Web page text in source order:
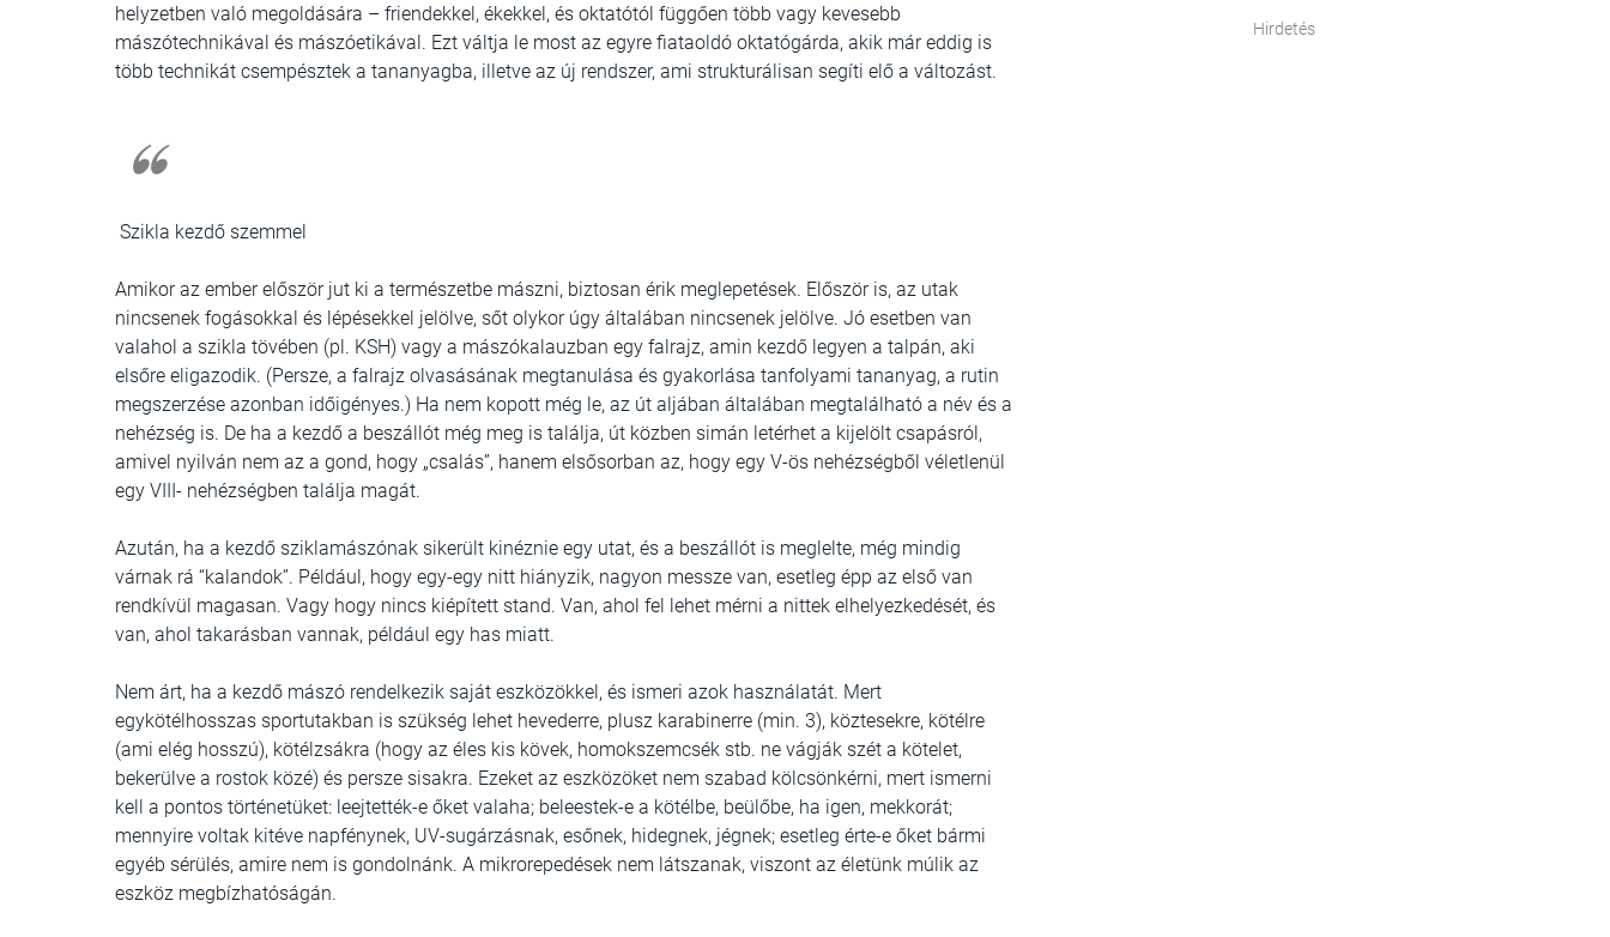
helyzetben való megoldására – friendekkel, ékekkel, és oktatótól függően több vagy kevesebb
mászótechnikával és mászóetikával. Ezt váltja le most az egyre fiataoldó oktatógárda, akik már eddig is
több technikát csempésztek a tananyagba, illetve az új rendszer, ami strukturálisan segíti elő a változást.
Szikla kezdő szemmel
Amikor az ember először jut ki a természetbe mászni, biztosan érik meglepetések. Először is, az utak
nincsenek fogásokkal és lépésekkel jelölve, sőt olykor úgy általában nincsenek jelölve. Jó esetben van
valahol a szikla tövében (pl. KSH) vagy a mászókalauzban egy falrajz, amin kezdő legyen a talpán, aki
elsőre eligazodik. (Persze, a falrajz olvasásának megtanulása és gyakorlása tanfolyami tananyag, a rutin
megszerzése azonban időigényes.) Ha nem kopott még le, az út aljában általában megtalálható a név és a
nehézség is. De ha a kezdő a beszállót még meg is találja, út közben simán letérhet a kijelölt csapásról,
amivel nyilván nem az a gond, hogy „csalás”, hanem elsősorban az, hogy egy V-ös nehézségből véletlenül
egy VIII- nehézségben találja magát.
Azután, ha a kezdő sziklamászónak sikerült kinéznie egy utat, és a beszállót is meglelte, még mindig
várnak rá “kalandok”. Például, hogy egy-egy nitt hiányzik, nagyon messze van, esetleg épp az első van
rendkívül magasan. Vagy hogy nincs kiépített stand. Van, ahol fel lehet mérni a nittek elhelyezkedését, és
van, ahol takarásban vannak, például egy has miatt.
Nem árt, ha a kezdő mászó rendelkezik saját eszközökkel, és ismeri azok használatát. Mert
egykötélhosszas sportutakban is szükség lehet hevederre, plusz karabinerre (min. 3), köztesekre, kötélre
(ami elég hosszú), kötélzsákra (hogy az éles kis kövek, homokszemcsék stb. ne vágják szét a kötelet,
bekerülve a rostok közé) és persze sisakra. Ezeket az eszközöket nem szabad kölcsönkérni, mert ismerni
kell a pontos történetüket: leejtették-e őket valaha; beleestek-e a kötélbe, beülőbe, ha igen, mekkorát;
mennyire voltak kitéve napfénynek, UV-sugárzásnak, esőnek, hidegnek, jégnek; esetleg érte-e őket bármi
egyéb sérülés, amire nem is gondolnánk. A mikrorepedések nem látszanak, viszont az életünk múlik az
eszköz megbízhatóságán.
Hirdetés